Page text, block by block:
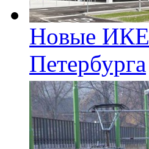
Новые
Петербурга